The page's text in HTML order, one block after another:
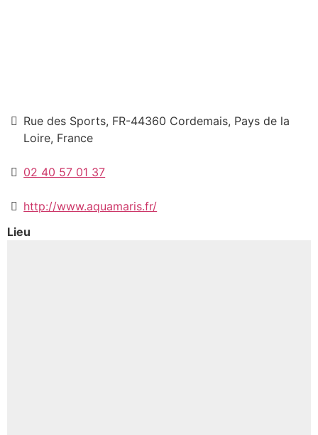
Rue des Sports, FR-44360 Cordemais, Pays de la
Loire, France
02 40 57 01 37
http://www.aquamaris.fr/
Lieu